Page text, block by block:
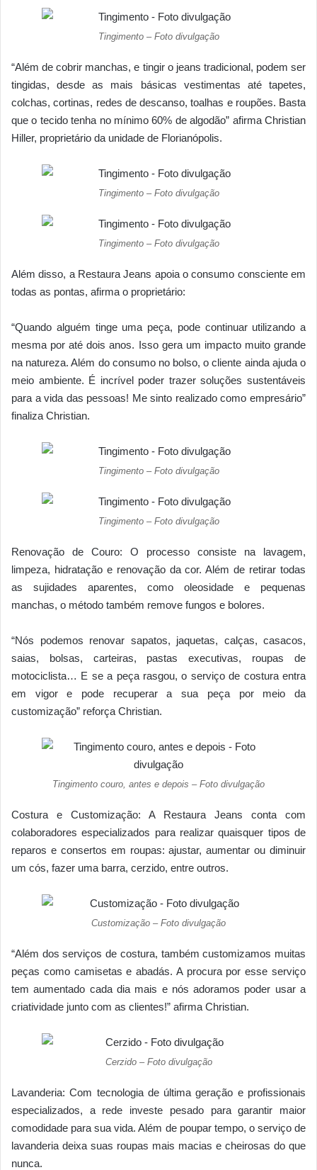
Tingimento – Foto divulgação
“Além de cobrir manchas, e tingir o jeans tradicional, podem ser
tingidas, desde as mais básicas vestimentas até tapetes,
colchas, cortinas, redes de descanso, toalhas e roupões. Basta
que o tecido tenha no mínimo 60% de algodão” afirma Christian
Hiller, proprietário da unidade de Florianópolis.
Tingimento – Foto divulgação
Tingimento – Foto divulgação
Além disso, a Restaura Jeans apoia o consumo consciente em
todas as pontas, afirma o proprietário:
“Quando alguém tinge uma peça, pode continuar utilizando a
mesma por até dois anos. Isso gera um impacto muito grande
na natureza. Além do consumo no bolso, o cliente ainda ajuda o
meio ambiente. É incrível poder trazer soluções sustentáveis
para a vida das pessoas! Me sinto realizado como empresário”
finaliza Christian.
Tingimento – Foto divulgação
Tingimento – Foto divulgação
Renovação de Couro: O processo consiste na lavagem,
limpeza, hidratação e renovação da cor. Além de retirar todas
as sujidades aparentes, como oleosidade e pequenas
manchas, o método também remove fungos e bolores.
“Nós podemos renovar sapatos, jaquetas, calças, casacos,
saias, bolsas, carteiras, pastas executivas, roupas de
motociclista… E se a peça rasgou, o serviço de costura entra
em vigor e pode recuperar a sua peça por meio da
customização” reforça Christian.
Tingimento couro, antes e depois – Foto divulgação
Costura e Customização: A Restaura Jeans conta com
colaboradores especializados para realizar quaisquer tipos de
reparos e consertos em roupas: ajustar, aumentar ou diminuir
um cós, fazer uma barra, cerzido, entre outros.
Customização – Foto divulgação
“Além dos serviços de costura, também customizamos muitas
peças como camisetas e abadás. A procura por esse serviço
tem aumentado cada dia mais e nós adoramos poder usar a
criatividade junto com as clientes!” afirma Christian.
Cerzido – Foto divulgação
Lavanderia: Com tecnologia de última geração e profissionais
especializados, a rede investe pesado para garantir maior
comodidade para sua vida. Além de poupar tempo, o serviço de
lavanderia deixa suas roupas mais macias e cheirosas do que
nunca.